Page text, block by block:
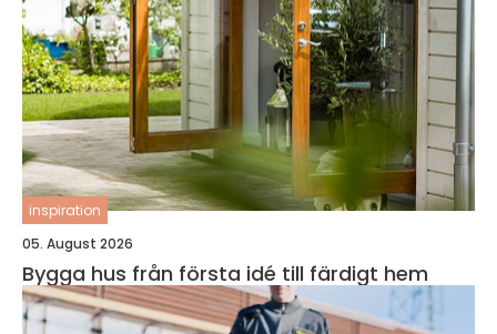
inspiration
05. August 2026
Bygga hus från första idé till färdigt hem